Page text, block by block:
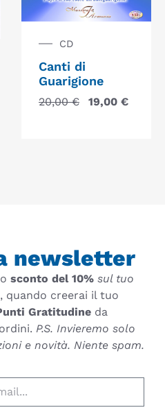
CD
Canti di
Guarigione
20,00€ 19,00 €
newsletter
sconto del 10% sul tuo
quando creerai il tuo
Gratitudine da
P.S. Invieremo solo
e novità. Niente spam.